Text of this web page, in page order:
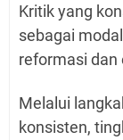
Kritik yang
sebagai
reformasi dan
Melalui
konsisten,